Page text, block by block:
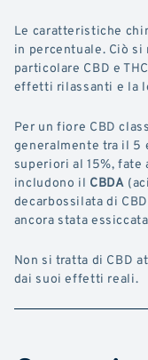
Le caratteristiche
in percentuale. Ciò
particolare CBD e
effetti rilassanti e la
Per un fiore CBD
generalmente tra il 5
superiori al 15%,
includono il CBDA
decarbossilata di
ancora stata
Non si tratta di CBD
dai suoi effetti reali.